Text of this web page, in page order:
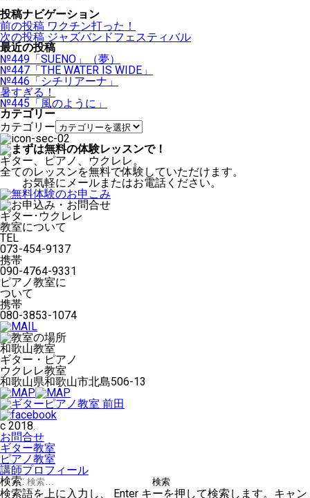
投稿ナビゲーション
前の投稿 ワクチン打った！
次の投稿 ジャズバンドフェスティバル
最近の投稿
№449「SUENO」（夢）
№447「THE WATER IS WIDE」
№446「シチリアーナ」
暑すぎる！
№445「風のように」
カテゴリー
カテゴリー
ギター、ピアノ、ウクレレ。
全てのレッスンを無料で体験していただけます。
お気軽にメールまたはお電話ください。
ギター･ウクレレ
教室について
TEL
073-454-9137
携帯
090-4764-9331
ピアノ教室に
ついて
携帯
080-3853-1074
和歌山教室
ギター・ピアノ
ウクレレ教室
和歌山県和歌山市北島506-13
c 2018.
お問合せ
ギター教室
ピアノ教室
講師プロフィール
検索:
検索語を上に入力し、 Enter キーを押して検索します。キャン